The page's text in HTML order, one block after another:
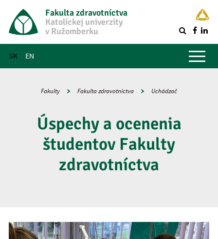
Fakulta zdravotníctva
Katolíckej univerzity
v Ružomberku
SK EN
Hlavné menu
Fakulty Fakulta zdravotníctva Uchádzač
Úspechy a ocenenia
študentov Fakulty
zdravotníctva